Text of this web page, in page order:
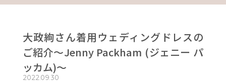
大政絢さん着用ウェディングドレスの
ご紹介～Jenny Packham (ジェニー パ
ッカム)～
2022.09.30